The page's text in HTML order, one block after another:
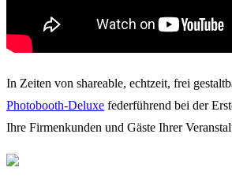
In Zeiten von shareable, echtzeit, frei
Photobooth-Deluxe federführend bei der
Ihre Firmenkunden und Gäste Ihrer